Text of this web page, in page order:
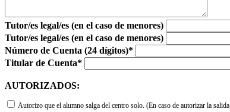
Tutor/es legal/es (en el caso de menores)
Tutor/es legal/es (en el caso de menores)
Número de Cuenta (24 dígitos)*
Titular de Cuenta*
AUTORIZADOS:
Autorizo que el alumno salga del centro solo. (En caso de autorizar la